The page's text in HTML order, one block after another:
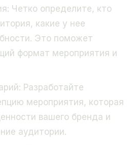
Четко определите, кто
какие у нее
Это поможет
формат мероприятия и
Разработайте
мероприятия, которая
вашего бренда и
аудитории.